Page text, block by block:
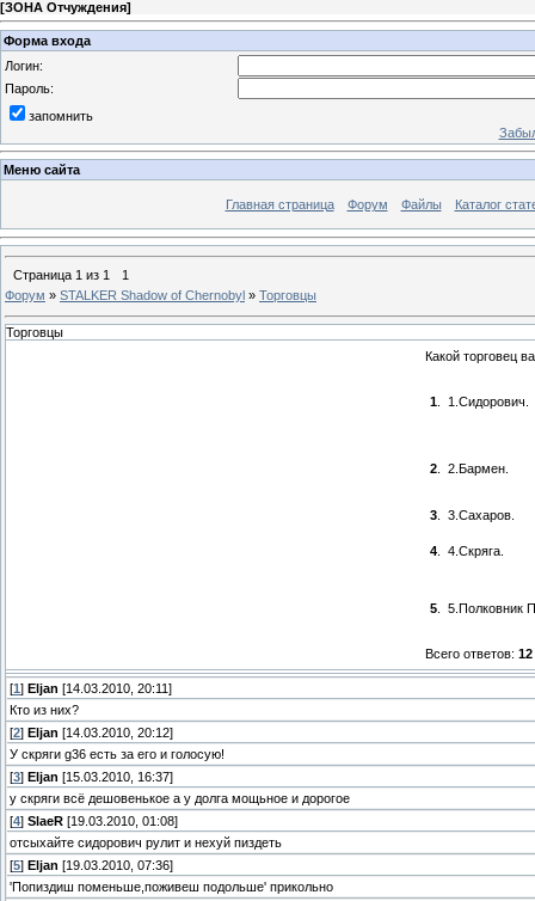
[ЗОНА Отчуждения]
Форма входа
Логин:
Пароль:
запомнить
Меню сайта
Главная страница Форум Файлы Каталог
Страница 1 из 1
1
Форум » STALKER Shadow of Chernobyl » Торговцы
Торговцы
Какой торговец
1. 1.Сидорович.
2. 2.Бармен.
3. 3.Сахаров.
4. 4.Скряга.
5. 5.Полковник
Всего ответов: 12
[1 ] Eljan [14.03.2010, 20:11]
Кто из них?
[2] Eljan [14.03.2010, 20:12]
У скряги g36 есть за его и голосую!
[3] Eljan [15.03.2010, 16:37]
у скряги всё дешовенькое а у долга мощьное и дорогое
[4] SlaeR [19.03.2010, 01:08]
отсыхайте сидорович рулит и нехуй пиздеть
[5] Eljan [19.03.2010, 07:36]
'Попиздиш поменьше,поживеш подольше' прикольно